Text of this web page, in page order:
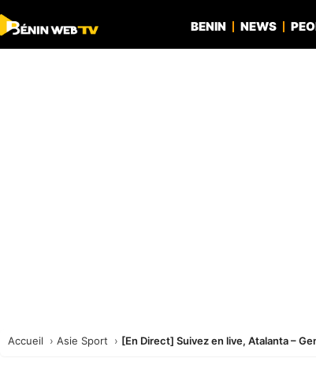
BENIN NEWS
Accueil Asie Sport [En Direct] Suivez en live, Atalanta –